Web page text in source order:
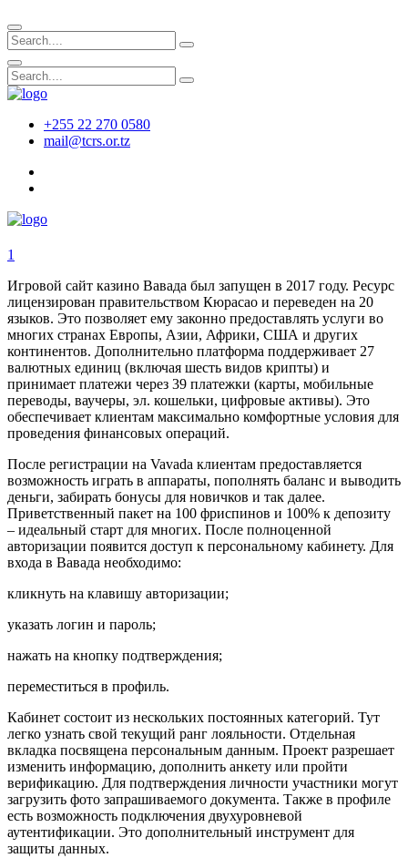
+255 22 270 0580
mail@tcrs.or.tz
1
Игровой сайт казино Вавада был запущен в 2017 году. Ресурс
лицензирован правительством Кюрасао и переведен на 20
языков. Это позволяет ему законно предоставлять услуги во
многих странах Европы, Азии, Африки, США и других
континентов. Дополнительно платформа поддерживает 27
валютных единиц (включая шесть видов крипты) и
принимает платежи через 39 платежки (карты, мобильные
переводы, ваучеры, эл. кошельки, цифровые активы). Это
обеспечивает клиентам максимально комфортные условия для
проведения финансовых операций.
После регистрации на Vavada клиентам предоставляется
возможность играть в аппараты, пополнять баланс и выводить
деньги, забирать бонусы для новичков и так далее.
Приветственный пакет на 100 фриспинов и 100% к депозиту
– идеальный старт для многих. После полноценной
авторизации появится доступ к персональному кабинету. Для
входа в Вавада необходимо:
кликнуть на клавишу авторизации;
указать логин и пароль;
нажать на кнопку подтверждения;
переместиться в профиль.
Кабинет состоит из нескольких постоянных категорий. Тут
легко узнать свой текущий ранг лояльности. Отдельная
вкладка посвящена персональным данным. Проект разрешает
изменить информацию, дополнить анкету или пройти
верификацию. Для подтверждения личности участники могут
загрузить фото запрашиваемого документа. Также в профиле
есть возможность подключения двухуровневой
аутентификации. Это дополнительный инструмент для
защиты данных.